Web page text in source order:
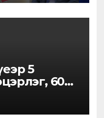
Бүрэн эрхт
Малхари
5
60